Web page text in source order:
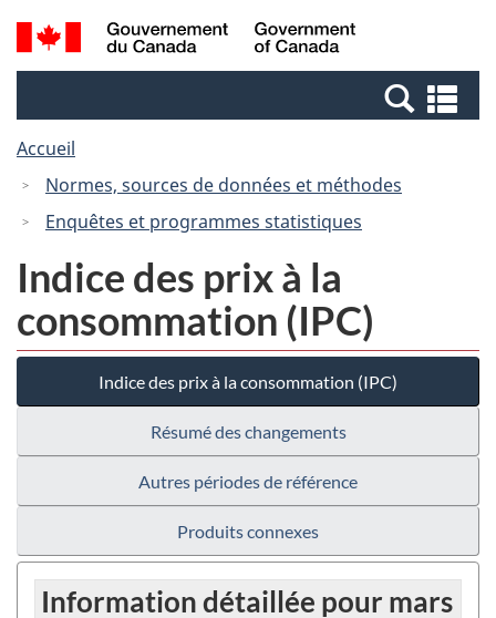
Passer
au
Passer
à
Canada
Recherche
et
et
Accueil
Normes, sources de données et méthodes
Enquêtes et programmes statistiques
Indice des prix à la
consommation (IPC)
Indice des prix à la consommation (IPC)
Résumé des changements
Autres périodes de référence
Produits connexes
Information détaillée pour mars